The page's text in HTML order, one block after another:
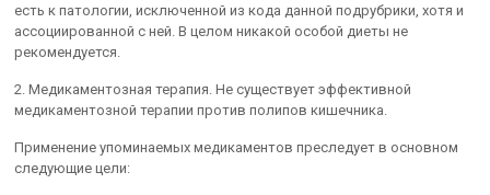
есть к патологии, исключенной из кода данной подрубрики, хотя и
ассоциированной с ней. В целом никакой особой диеты не
рекомендуется.
2. Медикаментозная терапия. Не существует эффективной
медикаментозной терапии против полипов кишечника.
Применение упоминаемых медикаментов преследует в основном
следующие цели: